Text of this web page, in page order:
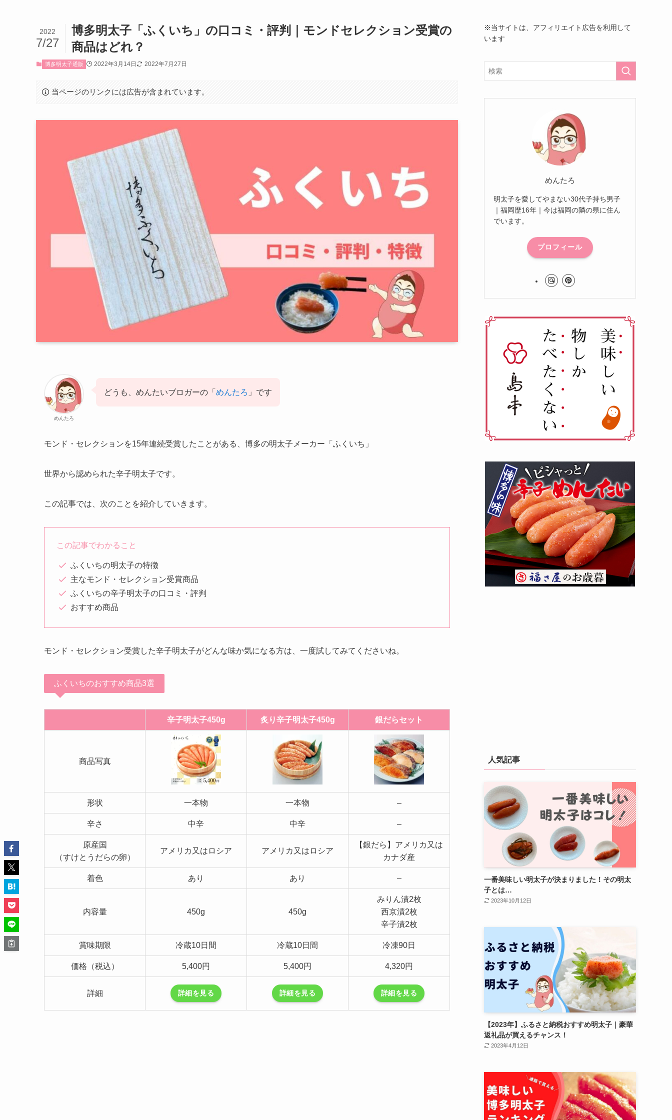
博多明太子「ふくいち」の口コミ・評判｜モンドセレクション受賞の
商品はどれ？
2022
7/27
博多明太子通販 2022年3月14日 2022年7月27日
当ページのリンクには広告が含まれています。
めんたろ
どうも、めんたいブロガーの「 めんたろ 」です
モンド・セレクションを15年連続受賞したことがある、博多の明太子メーカー「ふくいち」
世界から認められた辛子明太子です。
この記事では、次のことを紹介していきます。
この記事でわかること
ふくいちの明太子の特徴
主なモンド・セレクション受賞商品
ふくいちの辛子明太子の口コミ・評判
おすすめ商品
モンド・セレクション受賞した辛子明太子がどんな味か気になる方は、一度試してみてくださいね。
ふくいちのおすすめ商品3選
辛子明太子450g 炙り辛子明太子450g 銀だらセット
商品写真
形状 一本物 一本物 –
辛さ 中辛 中辛 –
原産国
（すけとうだらの卵）
アメリカ又はロシア アメリカ又はロシア
【銀だら】アメリカ又は
カナダ産
着色 あり あり –
内容量 450g 450g
みりん漬2枚
西京漬2枚
辛子漬2枚
賞味期限 冷蔵10日間 冷蔵10日間 冷凍90日
価格（税込） 5,400円 5,400円 4,320円
詳細 詳細を見る 詳細を見る 詳細を見る
※当サイトは、アフィリエイト広告を利用して
います
めんたろ
明太子を愛してやまない30代子持ち男子
｜福岡歴16年｜今は福岡の隣の県に住ん
でいます。
プロフィール
人気記事
一番美味しい明太子が決まりました！その明太
子とは…
2023年10月12日
【2023年】ふるさと納税おすすめ明太子｜豪華
返礼品が買えるチャンス！
2023年4月12日